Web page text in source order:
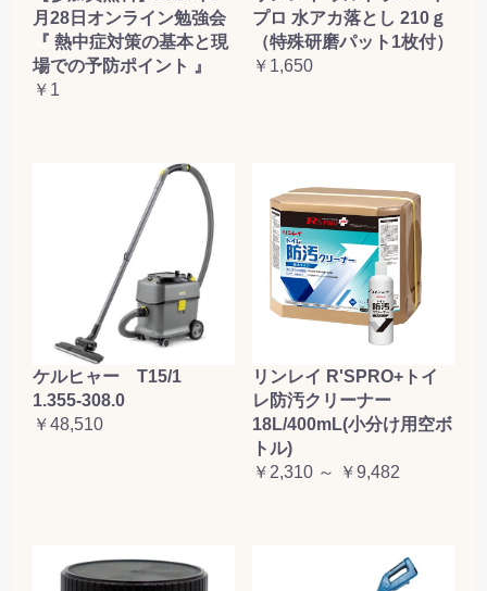
月28日オンライン勉強会
『 熱中症対策の基本と現
場での予防ポイント 』
￥1
プロ 水アカ落とし 210ｇ
（特殊研磨パット1枚付）
￥1,650
ケルヒャー T15/1
1.355-308.0
￥48,510
リンレイ R'SPRO+トイ
レ防汚クリーナー
18L/400mL(小分け用空ボ
トル)
￥2,310 ～ ￥9,482